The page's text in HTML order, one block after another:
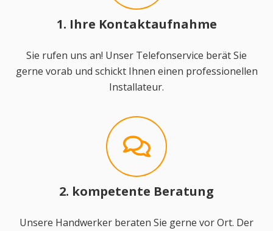
1. Ihre Kontaktaufnahme
Sie rufen uns an! Unser Telefonservice berät Sie
gerne vorab und schickt Ihnen einen professionellen
Installateur.
2. kompetente Beratung
Unsere Handwerker beraten Sie gerne vor Ort. Der